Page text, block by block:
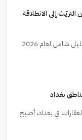
التريّث إلى الانطلاقة
مستقبل سوق العقارات العراقية: تحليل شامل لعام 2026
بغداد
في بغداد، أصبح